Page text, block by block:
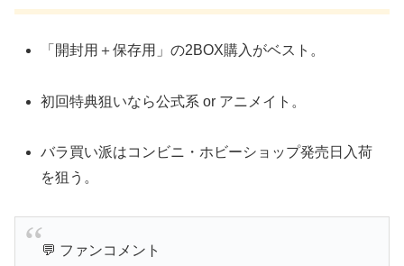
「開封用＋保存用」の2BOX購入がベスト。
初回特典狙いなら公式系 or アニメイト。
バラ買い派はコンビニ・ホビーショップ発売日入荷
を狙う。
💬 ファンコメント